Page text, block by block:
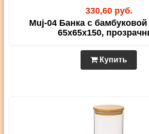
330,60 руб.
Muj-04 Банка с
65х65х150,
Купить